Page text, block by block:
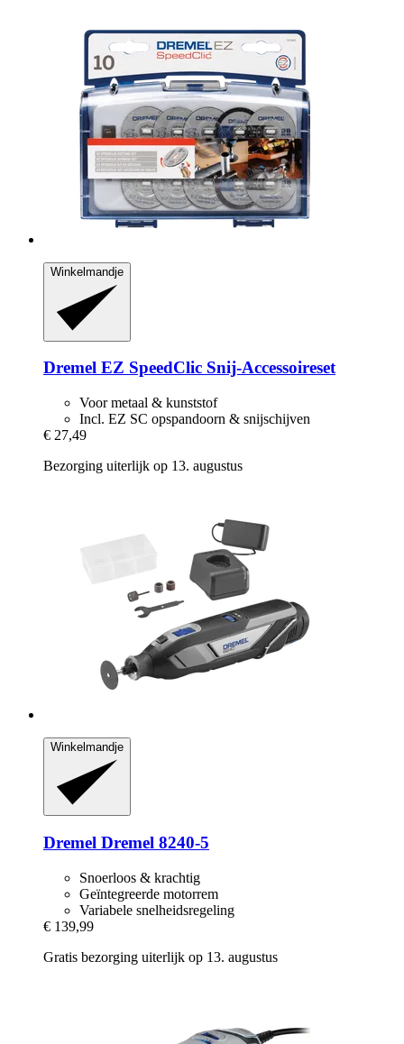
Winkelmandje
Dremel EZ SpeedClic Snij-​Accessoireset
Voor metaal & kunststof
Incl. EZ SC opspandoorn & snijschijven
€ 27,49
Bezorging uiterlijk op 13. augustus
Winkelmandje
Dremel Dremel 8240-​5
Snoerloos & krachtig
Geïntegreerde motorrem
Variabele snelheidsregeling
€ 139,99
Gratis bezorging uiterlijk op 13. augustus